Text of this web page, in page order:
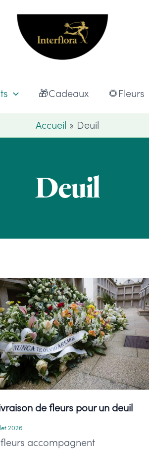
🎁Cadeaux 🌻Fleurs
Accueil Deuil
Deuil
de fleurs pour un deuil
2026
fleurs accompagnent